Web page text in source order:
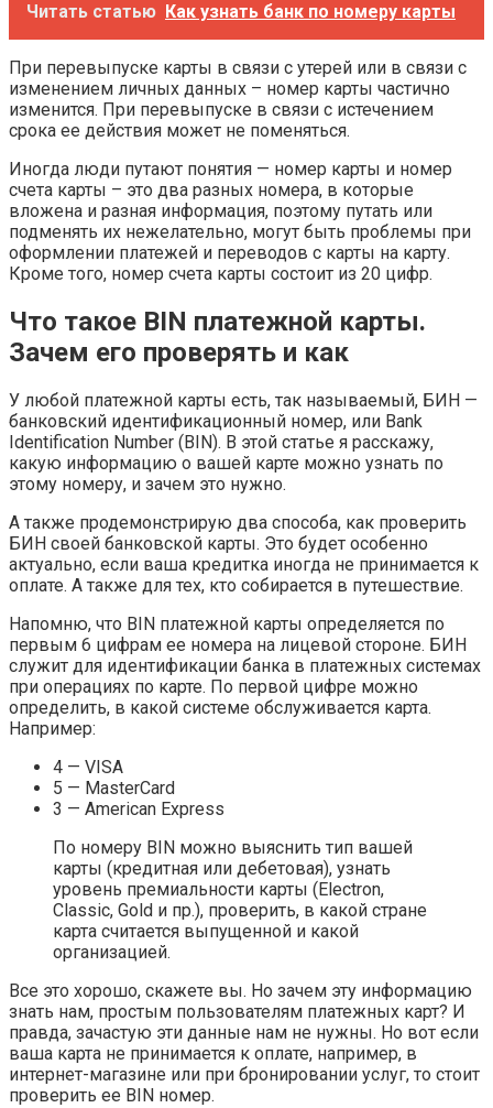
Читать статью Как узнать банк по номеру карты
При перевыпуске карты в связи с утерей или в связи с
изменением личных данных – номер карты частично
изменится. При перевыпуске в связи с истечением
срока ее действия может не поменяться.
Иногда люди путают понятия — номер карты и номер
счета карты – это два разных номера, в которые
вложена и разная информация, поэтому путать или
подменять их нежелательно, могут быть проблемы при
оформлении платежей и переводов с карты на карту.
Кроме того, номер счета карты состоит из 20 цифр.
Что такое BIN платежной карты.
Зачем его проверять и как
У любой платежной карты есть, так называемый, БИН —
банковский идентификационный номер, или Bank
Identification Number (BIN). В этой статье я расскажу,
какую информацию о вашей карте можно узнать по
этому номеру, и зачем это нужно.
А также продемонстрирую два способа, как проверить
БИН своей банковской карты. Это будет особенно
актуально, если ваша кредитка иногда не принимается к
оплате. А также для тех, кто собирается в путешествие.
Напомню, что BIN платежной карты определяется по
первым 6 цифрам ее номера на лицевой стороне. БИН
служит для идентификации банка в платежных системах
при операциях по карте. По первой цифре можно
определить, в какой системе обслуживается карта.
Например:
4 — VISA
5 — MasterCard
3 — American Express
По номеру BIN можно выяснить тип вашей
карты (кредитная или дебетовая), узнать
уровень премиальности карты (Electron,
Classic, Gold и пр.), проверить, в какой стране
карта считается выпущенной и какой
организацией.
Все это хорошо, скажете вы. Но зачем эту информацию
знать нам, простым пользователям платежных карт? И
правда, зачастую эти данные нам не нужны. Но вот если
ваша карта не принимается к оплате, например, в
интернет-магазине или при бронировании услуг, то стоит
проверить ее BIN номер.